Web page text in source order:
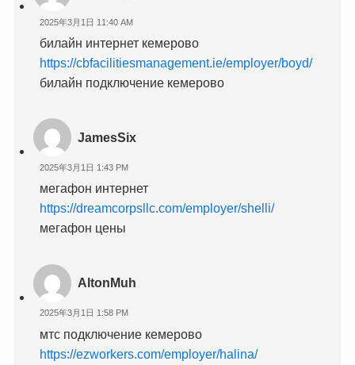
2025年3月1日 11:40 AM
билайн интернет кемерово
https://cbfacilitiesmanagement.ie/employer/boyd/
билайн подключение кемерово
JamesSix
2025年3月1日 1:43 PM
мегафон интернет
https://dreamcorpsllc.com/employer/shelli/
мегафон цены
AltonMuh
2025年3月1日 1:58 PM
мтс подключение кемерово
https://ezworkers.com/employer/halina/